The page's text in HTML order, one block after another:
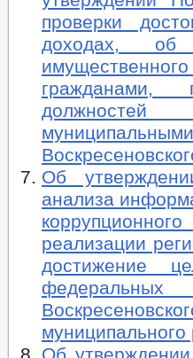
проверки
доходах, об
гражданами,
Об
анализа
реализации
достижение
муниципального
Об утверждении